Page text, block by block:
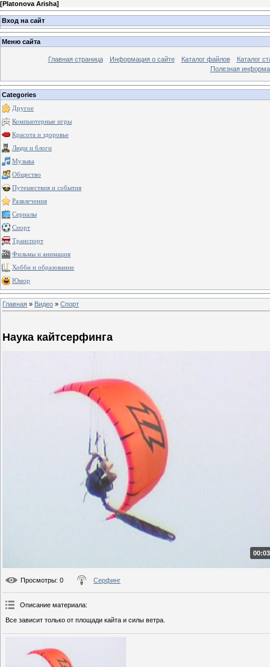
[Platonova Arisha]
Вход на сайт
Меню сайта
Главная страница Информация о сайте Каталог файлов
Каталог
Полезная
Categories
Другое
Компьютерные игры
Красота и здоровье
Люди и блоги
Музыка
Общество
Путешествия и события
Развлечения
Сериалы
Спорт
Транспорт
Фильмы и анимация
Хобби и образование
Юмор
Главная » Видео » Спорт
Наука кайтсерфинга
Просмотры: 0 Серфинг
Описание материала:
Все зависит только от площади кайта и силы ветра.